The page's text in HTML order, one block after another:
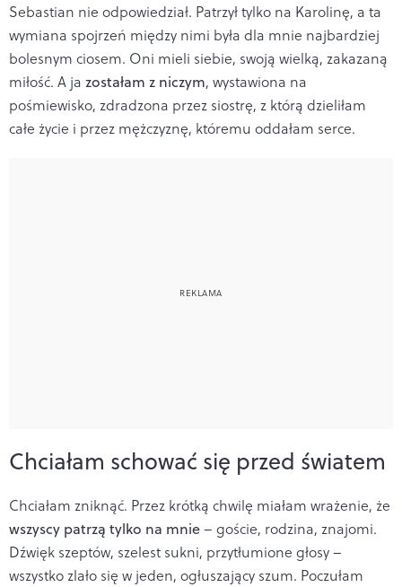
Sebastian nie odpowiedział. Patrzył tylko na Karolinę, a ta
wymiana spojrzeń między nimi była dla mnie najbardziej
bolesnym ciosem. Oni mieli siebie, swoją wielką, zakazaną
miłość. A ja zostałam z niczym, wystawiona na
pośmiewisko, zdradzona przez siostrę, z którą dzieliłam
całe życie i przez mężczyznę, któremu oddałam serce.
Chciałam schować się przed światem
Chciałam zniknąć. Przez krótką chwilę miałam wrażenie, że
wszyscy patrzą tylko na mnie– goście, rodzina, znajomi.
Dźwięk szeptów, szelest sukni, przytłumione głosy –
wszystko zlało się w jeden, ogłuszający szum. Poczułam